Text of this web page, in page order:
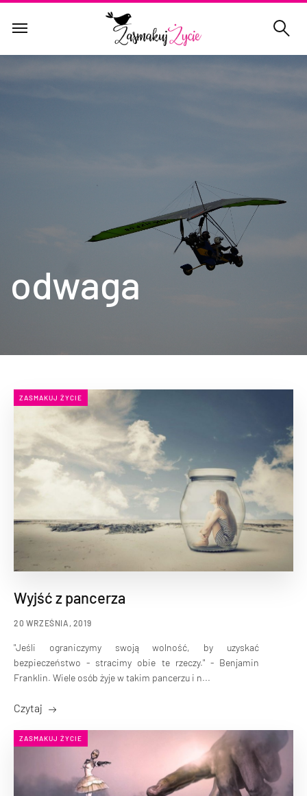
odwaga
ZASMAKUJ ŻYCIE
Wyjść z pancerza
20 WRZEŚNIA, 2019
"Jeśli ograniczymy swoją wolność, by uzyskać
bezpieczeństwo - stracimy obie te rzeczy." - Benjamin
Franklin. Wiele osób żyje w takim pancerzu i n...
Czytaj
ZASMAKUJ ŻYCIE